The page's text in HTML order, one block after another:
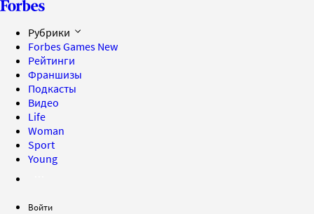
Рубрики
Forbes Games New
Рейтинги
Франшизы
Подкасты
Видео
Life
Woman
Sport
Young
Войти